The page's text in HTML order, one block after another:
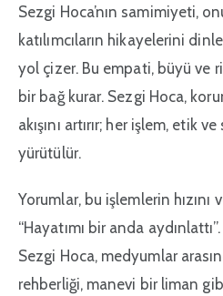
Sezgi Hoca’nın samimiyeti,
katılımcıların hikayelerini
yol çizer. Bu empati, büyü ve
bir bağ kurar. Sezgi Hoca,
akışını artırır; her işlem, etik
yürütülür.
Yorumlar, bu işlemlerin hızını
“Hayatımı bir anda
Sezgi Hoca, medyumlar
rehberliği, manevi bir liman